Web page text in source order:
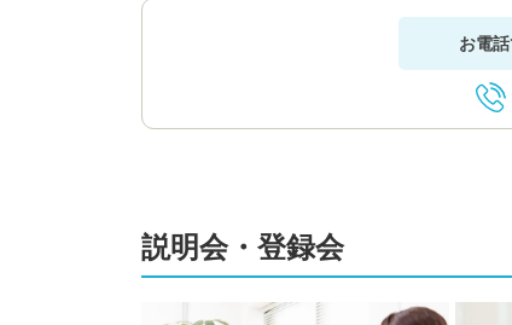
お電
説明会・登録会